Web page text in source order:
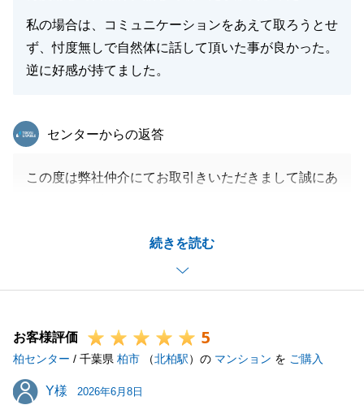
私の場合は、コミュニケーションをあえて取ろうとせ
ず、忖度無しで自然体に話して頂いた事が良かった。
逆に好感が持てました。
続きを読む
東急リバブル
センターからの返答
この度は弊社仲介にてお取引きいただきまして誠にあ
進めることができましたこと、重ねて御礼申し上げま
今後も不動産に関するご相談やお困り事等がございま
です。
何卒宜しくお願い申し上げます。
お客様評価 5
柏センター / 千葉県 柏市 （北柏駅）の マンション を ご購入
Y様
Y様 2026年6月8日